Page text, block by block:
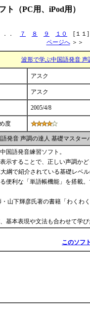
（PC用、iPod用）
．． ７ ８ ９ １０ [１
ページへ＞＞
波形で学ぶ中国語発音
アスク
アスク
2005/4/8
度
語発音 声調の達人 基礎マスタ
国語発音練習ソフト。
示することで、正しい声調か
綱で紹介されている基礎レベル
便利な「単語帳機能」を搭載
山下輝彦氏著の書籍「わくわ
基本表現や文法も合わせて学び
このソフ